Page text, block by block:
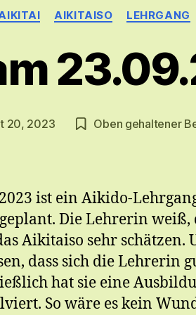
Kategorien
AIKITAISO LEHRGANG
20, 2023 Oben gehaltener
ist ein Aikido-
Die Lehrerin weiß,
Aikitaiso sehr schätzen.
dass sich die Lehrerin
hat sie eine
So wäre es kein